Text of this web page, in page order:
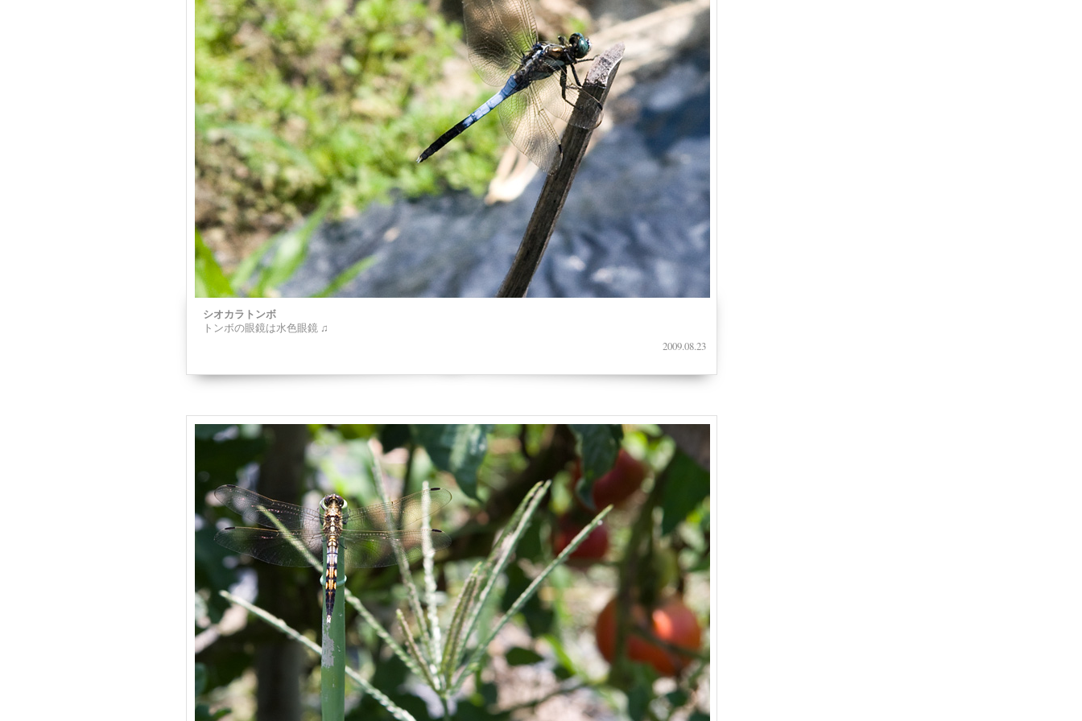
シオカラトンボ
トンボの眼鏡は水色眼鏡 ♫
2009.08.23